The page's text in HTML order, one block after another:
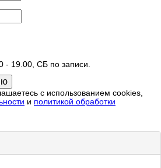
19.00, СБ по записи.
с использованием cookies,
и политикой обработки